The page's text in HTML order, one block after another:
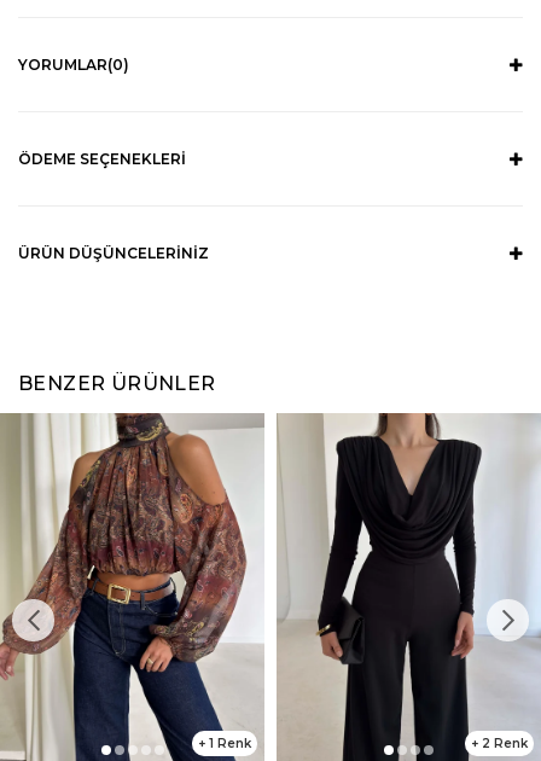
YORUMLAR(0)
ÖDEME SEÇENEKLERI
ÜRÜN DÜŞÜNCELERINIZ
BENZER ÜRÜNLER
1 2